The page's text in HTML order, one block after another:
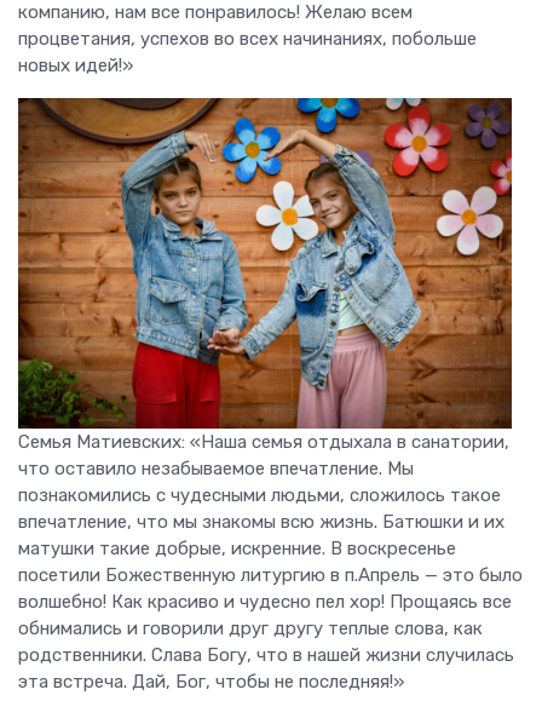
компанию, нам все понравилось! Желаю всем
процветания, успехов во всех начинаниях, побольше
новых идей!»
Семья Матиевских: «Наша семья отдыхала в санатории,
что оставило незабываемое впечатление. Мы
познакомились с чудесными людьми, сложилось такое
впечатление, что мы знакомы всю жизнь. Батюшки и их
матушки такие добрые, искренние. В воскресенье
посетили Божественную литургию в п.Апрель — это было
волшебно! Как красиво и чудесно пел хор! Прощаясь все
обнимались и говорили друг другу теплые слова, как
родственники. Слава Богу, что в нашей жизни случилась
эта встреча. Дай, Бог, чтобы не последняя!»